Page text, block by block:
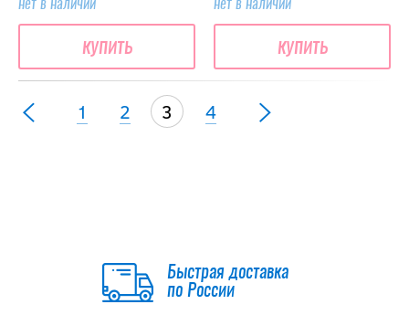
нет в наличии
купить
нет в наличии
купить
1 2 3 4
Быстрая доставка
по России